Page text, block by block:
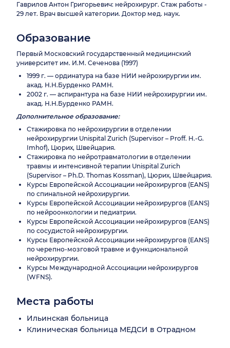
Гаврилов Антон Григорьевич: нейрохирург. Стаж работы -
29 лет. Врач высшей категории. Доктор мед. наук.
Образование
Первый Московский государственный медицинский
университет им. И.М. Сеченова (1997)
1999 г. — ординатура на базе НИИ нейрохирургии им.
акад. Н.Н.Бурденко РАМН.
2002 г. — аспирантура на базе НИИ нейрохирургии им.
акад. Н.Н.Бурденко РАМН.
Дополнительное образование:
Стажировка по нейрохирургии в отделении
нейрохирургии Unispital Zurich (Supervisor – Proff. H.-G.
Imhof), Цюрих, Швейцария.
Стажировка по нейротравматологии в отделении
травмы и интенсивной терапии Unispital Zurich
(Supervisor – Ph.D. Thomas Kossman), Цюрих, Швейцария.
Курсы Европейской Ассоциации нейрохирургов (EANS)
по спинальной нейрохирургии.
Курсы Европейской Ассоциации нейрохирургов (EANS)
по нейроонкологии и педиатрии.
Курсы Европейской Ассоциации нейрохирургов (EANS)
по сосудистой нейрохирургии.
Курсы Европейской Ассоциации нейрохирургов (EANS)
по черепно-мозговой травме и функциональной
нейрохирургии.
Курсы Международной Ассоциации нейрохирургов
(WFNS).
Места работы
Ильинская больница
Клиническая больница МЕДСИ в Отрадном